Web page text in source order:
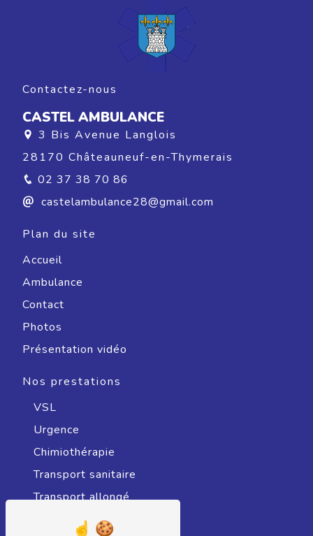
Contactez-nous
CASTEL AMBULANCE
3 Bis Avenue Langlois
28170 Châteauneuf-en-Thymerais
02 37 38 70 86
castelambulance28@gmail.com
Plan du site
Accueil
Ambulance
Contact
Photos
Présentation vidéo
Nos prestations
VSL
Urgence
Chimiothérapie
Transport sanitaire
Transport allongé
Radiothérapie